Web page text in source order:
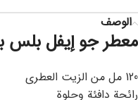
الوصف
معطر جو إيفل بلس
120 مل من الزيت العطري
رائحة دافئة وحلوة